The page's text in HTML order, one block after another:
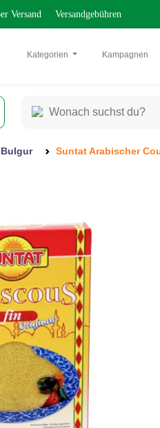
Versand Versandgebühren
Kategorien Kampagnen
Bulgur Suntat Arabischer